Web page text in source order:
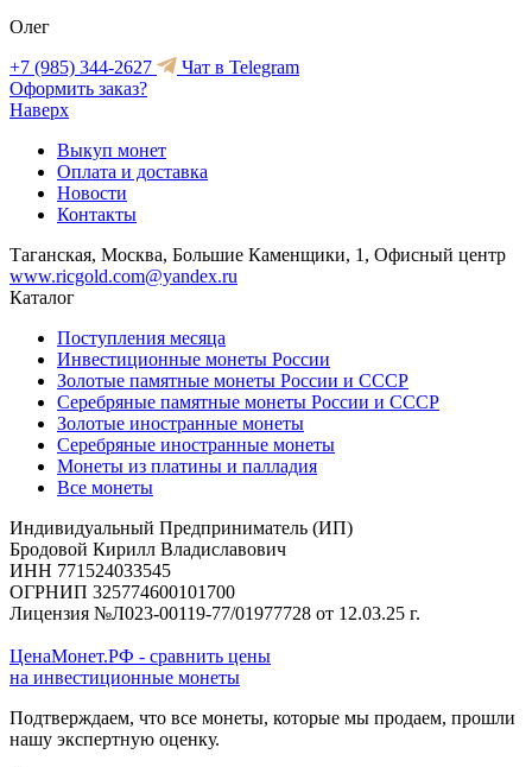
Олег
+7 (985) 344-2627
Чат в Telegram
Оформить заказ?
Наверх
Выкуп монет
Оплата и доставка
Новости
Контакты
Таганская, Москва, Большие Каменщики, 1, Офисный центр
www.ricgold.com@yandex.ru
Каталог
Поступления месяца
Инвестиционные монеты России
Золотые памятные монеты России и СССР
Серебряные памятные монеты России и СССР
Золотые иностранные монеты
Серебряные иностранные монеты
Монеты из платины и палладия
Все монеты
Индивидуальный Предприниматель (ИП)
Бродовой Кирилл Владиславович
ИНН 771524033545
ОГРНИП 325774600101700
Лицензия №Л023-00119-77/01977728 от 12.03.25 г.
ЦенаМонет.РФ - сравнить цены
на инвестиционные монеты
Подтверждаем, что все монеты, которые мы продаем, прошли
нашу экспертную оценку.